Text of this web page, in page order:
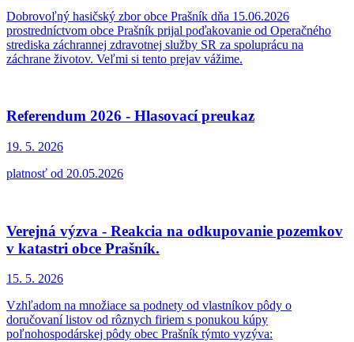
Dobrovoľný hasičský zbor obce Prašník dňa 15.06.2026
prostredníctvom obce Prašník prijal poďakovanie od Operačného
strediska záchrannej zdravotnej služby SR za spoluprácu na
záchrane životov. Veľmi si tento prejav vážime.
Referendum 2026 - Hlasovací preukaz
19. 5. 2026
platnosť od 20.05.2026
Verejná výzva - Reakcia na odkupovanie pozemkov
v katastri obce Prašník.
15. 5. 2026
Vzhľadom na množiace sa podnety od vlastníkov pôdy o
doručovaní listov od rôznych firiem s ponukou kúpy
poľnohospodárskej pôdy obec Prašník týmto vyzýva: